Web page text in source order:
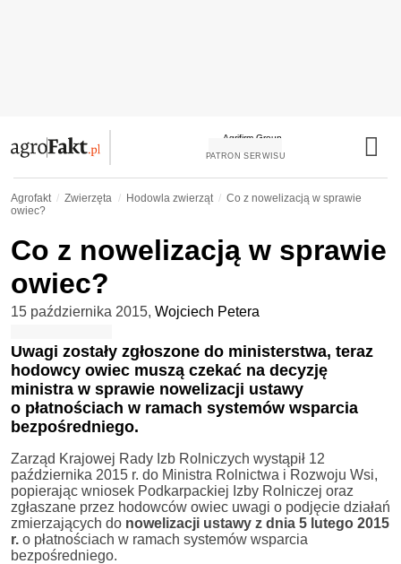
PATRON SERWISU
Agrofakt Zwierzęta Hodowla zwierząt
Co z nowelizacją w sprawie
owiec?
Co z nowelizacją w sprawie
owiec?
15 października 2015, Wojciech Petera
Uwagi zostały zgłoszone do ministerstwa, teraz
hodowcy owiec muszą czekać na decyzję
ministra w sprawie nowelizacji ustawy
o płatnościach w ramach systemów wsparcia
bezpośredniego.
Zarząd Krajowej Rady Izb Rolniczych wystąpił 12
października 2015 r. do Ministra Rolnictwa i Rozwoju Wsi,
popierając wniosek Podkarpackiej Izby Rolniczej oraz
zgłaszane przez hodowców owiec uwagi o podjęcie działań
zmierzających do nowelizacji ustawy z dnia 5 lutego 2015
r. o płatnościach w ramach systemów wsparcia
bezpośredniego.